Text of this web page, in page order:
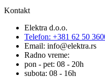
Kontakt
Elektra d.o.o.
Telefon: +381 62 50
Email: info@elektra.rs
Radno vreme:
pon - pet: 08 - 20h
subota: 08 - 16h